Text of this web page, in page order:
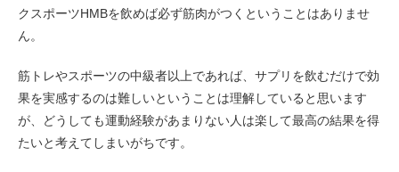
クスポーツHMBを飲めば必ず筋肉がつくということはありませ
ん。
筋トレやスポーツの中級者以上であれば、サプリを飲むだけで効
果を実感するのは難しいということは理解していると思います
が、どうしても運動経験があまりない人は楽して最高の結果を得
たいと考えてしまいがちです。